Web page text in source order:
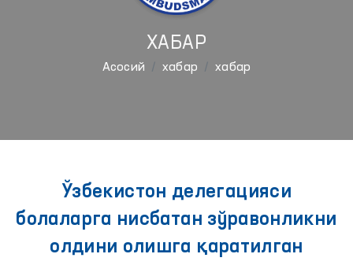
ХАБАР
Aсосий хабар хабар
Ўзбекистон делегацияси
болаларга нисбатан зўравонликни
олдини олишга қаратилган